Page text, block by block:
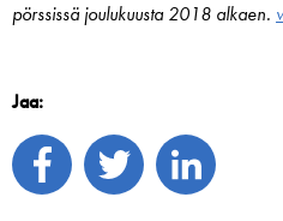
pörssissä joulukuusta 2018 alkaen.
Jaa: